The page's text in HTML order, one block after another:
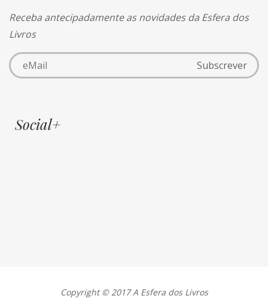
Receba antecipadamente as novidades da Esfera dos
Livros
Social+
Copyright © 2017 A Esfera dos Livros